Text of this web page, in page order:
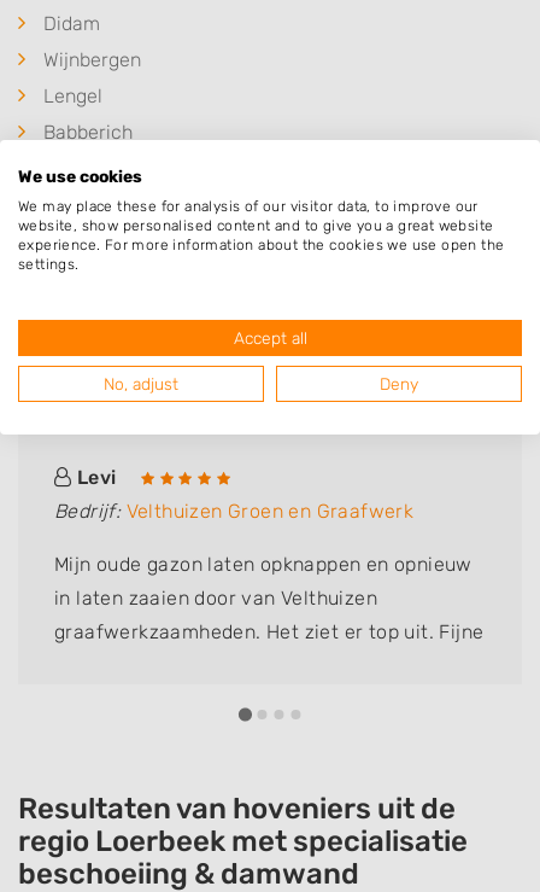
Didam
Wijnbergen
Lengel
Babberich
's-Heerenberg
Vethuizen
Herwen
Deze mensen gingen u voor
Levi
Bedrijf: Velthuizen Groen en Graafwerk
Mijn oude gazon laten opknappen en opnieuw
in laten zaaien door van Velthuizen
graafwerkzaamheden. Het ziet er top uit. Fijne
Resultaten van hoveniers uit de
regio Loerbeek met specialisatie
beschoeiing & damwand
We use cookies
We may place these for analysis of our visitor data, to improve our
website, show personalised content and to give you a great website
experience. For more information about the cookies we use open the
settings.
Accept all
No, adjust Deny